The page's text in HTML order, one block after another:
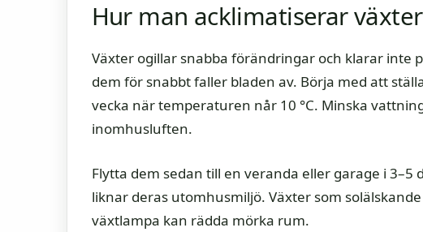
Hur man acklimatiserar
Växter ogillar snabba förändringar och klarar inte
dem för snabbt faller bladen av. Börja med att
vecka när temperaturen når 10 °C. Minska
inomhusluften.
Flytta dem sedan till en veranda eller garage i 3–5
liknar deras utomhusmiljö. Växter som
växtlampa kan rädda mörka rum.